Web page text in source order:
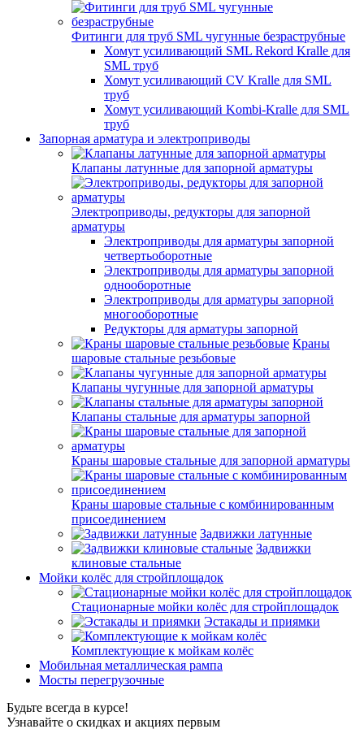
Фитинги для труб SML чугунные безраструбные
Хомут усиливающий SML Rekord Kralle для
SML труб
Хомут усиливающий CV Kralle для SML
труб
Хомут усиливающий Kombi-Kralle для SML
труб
Запорная арматура и электроприводы
Клапаны латунные для запорной арматуры
Электроприводы, редукторы для запорной
арматуры
Электроприводы для арматуры запорной
четвертьоборотные
Электроприводы для арматуры запорной
однооборотные
Электроприводы для арматуры запорной
многооборотные
Редукторы для арматуры запорной
Краны
шаровые стальные резьбовые
Клапаны чугунные для запорной арматуры
Клапаны стальные для арматуры запорной
Краны шаровые стальные для запорной арматуры
Краны шаровые стальные с комбинированным
присоединением
Задвижки латунные
Задвижки
клиновые стальные
Мойки колёс для стройплощадок
Стационарные мойки колёс для стройплощадок
Эстакады и приямки
Комплектующие к мойкам колёс
Мобильная металлическая рампа
Мосты перегрузочные
Будьте всегда в курсе!
Узнавайте о скидках и акциях первым